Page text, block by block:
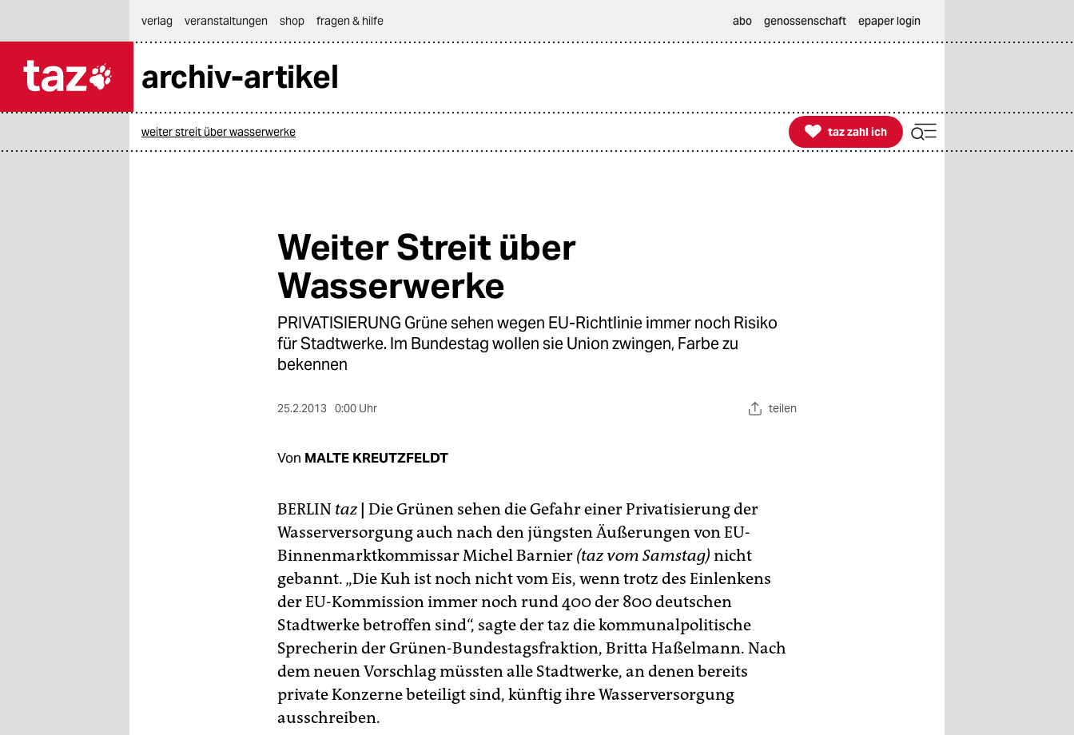
themen
verlag
veranstaltungen shop fragen & hilfe abo genossenschaft epaper login
archiv-artikel
weiter streit über wasserwerke 
taz zahl ich
taz zahl ich
Weiter Streit über
Wasserwerke
PRIVATISIERUNG Grüne sehen wegen EU-Richtlinie immer noch Risiko
für Stadtwerke. Im Bundestag wollen sie Union zwingen, Farbe zu
bekennen
25.2.2013 0:00 Uhr teilen
Von MALTE KREUTZFELDT
BERLIN taz | Die Grünen sehen die Gefahr einer Privatisierung der
Wasserversorgung auch nach den jüngsten Äußerungen von EU-
Binnenmarktkommissar Michel Barnier (taz vom Samstag) nicht
gebannt. „Die Kuh ist noch nicht vom Eis, wenn trotz des Einlenkens
der EU-Kommission immer noch rund 400 der 800 deutschen
Stadtwerke betroffen sind“, sagte der taz die kommunalpolitische
Sprecherin der Grünen-Bundestagsfraktion, Britta Haßelmann. Nach
dem neuen Vorschlag müssten alle Stadtwerke, an denen bereits
private Konzerne beteiligt sind, künftig ihre Wasserversorgung
ausschreiben.